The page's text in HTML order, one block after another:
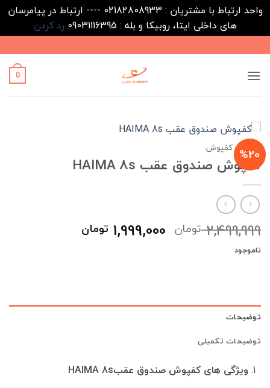
واحد ارتباط با مشتریان : 02182808933 ---- ارتباط در پیامرسان
های داخلی ایتا، روبیکا و بله : 09031116395
رد کردن
to
content
0
%20
خانه / کفپوش
کفپوش صندوق عقب HAIMA 8s
2,499,999 تومان قیمت
اصلی
1,999,000 تومان
ناموجود
توضیحات
توضیحات تکمیلی
ویژگی های کفپوش صندوق عقبHAIMA 8s